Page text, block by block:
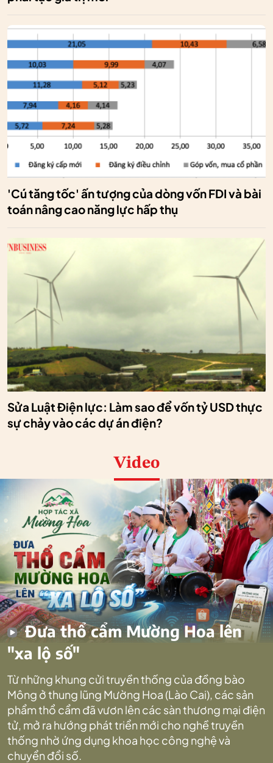
'Cú tăng tốc' ấn tượng của dòng vốn FDI và bài
toán nâng cao năng lực hấp thụ
Sửa Luật Điện lực: Làm sao để vốn tỷ USD thực
sự chảy vào các dự án điện?
Video
Đưa thổ cẩm Mường Hoa lên
"xa lộ số"
Từ những khung cửi truyền thống của đồng bào
Mông ở thung lũng Mường Hoa (Lào Cai), các sản
phẩm thổ cẩm đã vươn lên các sàn thương mại điện
tử, mở ra hướng phát triển mới cho nghề truyền
thống nhờ ứng dụng khoa học công nghệ và
chuyển đổi số.